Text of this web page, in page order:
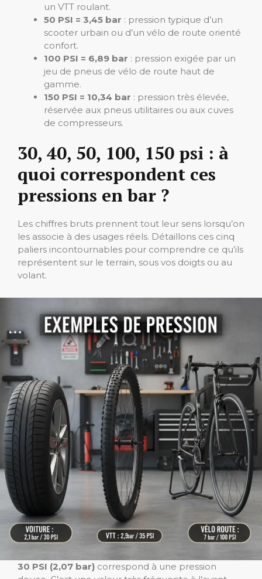
un VTT roulant.
50 PSI = 3,45 bar : pression typique d’un
scooter urbain ou d’un vélo de route orienté
confort.
100 PSI = 6,89 bar : pression exigée par un
jeu de pneus de vélo de route haut de
gamme.
150 PSI = 10,34 bar : pression très élevée,
réservée aux pneus utilitaires ou aux cuves
de compresseurs.
30, 40, 50, 100, 150 psi : à
quoi correspondent ces
pressions en bar ?
Les chiffres bruts prennent tout leur sens lorsqu’on
les associe à des usages réels. Détaillons ces cinq
paliers incontournables pour comprendre ce qu’ils
représentent sur le terrain, sous vos doigts ou au
volant.
30 PSI (2,07 bar) correspond à une pression